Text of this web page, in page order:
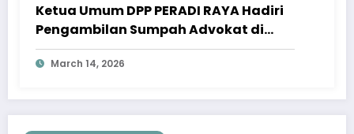
Ketua Umum DPP PERADI RAYA Hadiri
Pengambilan Sumpah Advokat di
Pengadilan Tinggi Jawa Tengah
March 14, 2026